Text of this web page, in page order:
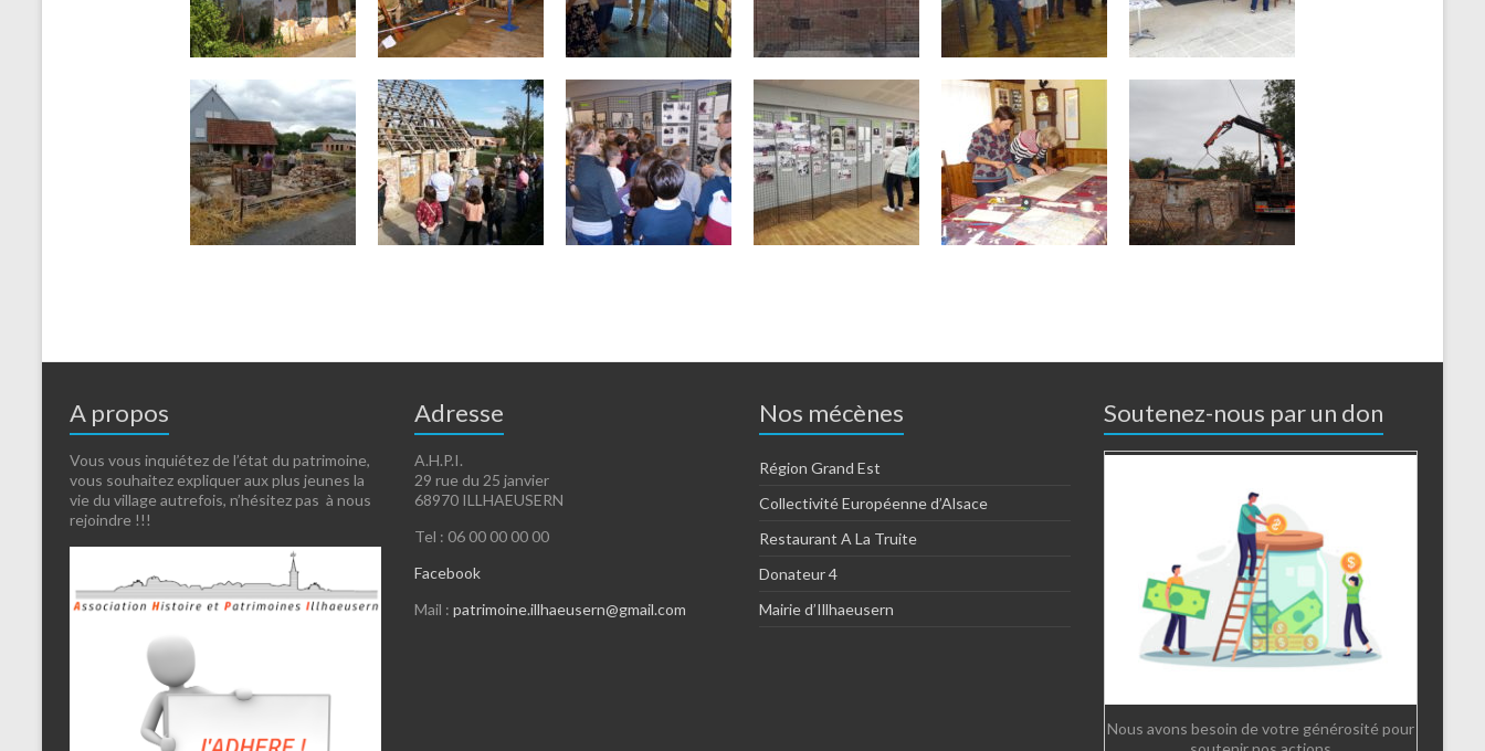
A propos
Vous vous inquiétez de l’état du patrimoine,
vous souhaitez expliquer aux plus jeunes la
vie du village autrefois, n’hésitez pas à nous
rejoindre !!!
Adresse
A.H.P.I.
29 rue du 25 janvier
68970 ILLHAEUSERN
Tel : 06 00 00 00 00
Facebook
Mail : patrimoine.illhaeusern@gmail.com
Nos mécènes
Région Grand Est
Collectivité Européenne d’Alsace
Restaurant A La Truite
Donateur 4
Mairie d’Illhaeusern
Soutenez-nous par un don
Nous avons besoin de votre générosité pour